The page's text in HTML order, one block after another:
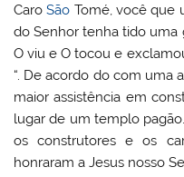
CaroSão Tomé, você que
do Senhor tenha tido uma
O viu e O tocou e
“. De acordo do com uma
maior assistência em
lugar de um templo
os construtores e os
honraram a Jesus nosso